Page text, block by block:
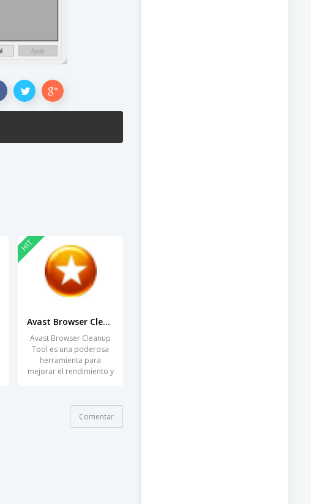
Avast Browser Cleanup Tool
Avast Browser Cleanup
Tool es una poderosa
herramienta para
mejorar el rendimiento y
HIT
Comentar